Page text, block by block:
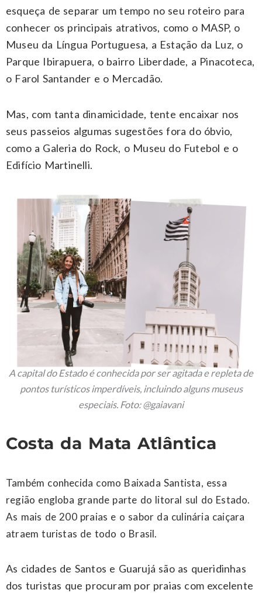
esqueça de separar um tempo no seu roteiro para
conhecer os principais atrativos, como o MASP, o
Museu da Língua Portuguesa, a Estação da Luz, o
Parque Ibirapuera, o bairro Liberdade, a Pinacoteca,
o Farol Santander e o Mercadão.
Mas, com tanta dinamicidade, tente encaixar nos
seus passeios algumas sugestões fora do óbvio,
como a Galeria do Rock, o Museu do Futebol e o
Edifício Martinelli.
A capital do Estado é conhecida por ser agitada e repleta de
pontos turísticos imperdíveis, incluindo alguns museus
especiais. Foto: @gaiavani
Costa da Mata Atlântica
Também conhecida como Baixada Santista, essa
região engloba grande parte do litoral sul do Estado.
As mais de 200 praias e o sabor da culinária caiçara
atraem turistas de todo o Brasil.
As cidades de Santos e Guarujá são as queridinhas
dos turistas que procuram por praias com excelente